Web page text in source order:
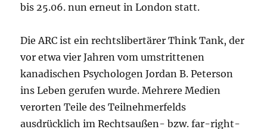
bis 25.06. nun erneut in London statt.
Die ARC ist ein rechtslibertärer Think Tank, der
vor etwa vier Jahren vom umstrittenen
kanadischen Psychologen Jordan B. Peterson
ins Leben gerufen wurde. Mehrere Medien
verorten Teile des Teilnehmerfelds
ausdrücklich im Rechtsaußen- bzw. far-right-